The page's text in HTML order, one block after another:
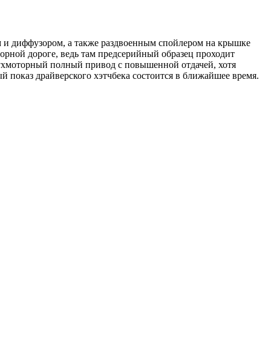
и диффузором, а также раздвоенным спойлером на крышке
дороге, ведь там предсерийный образец проходит
полный привод с повышенной отдачей, хотя
драйверского хэтчбека состоится в ближайшее время.